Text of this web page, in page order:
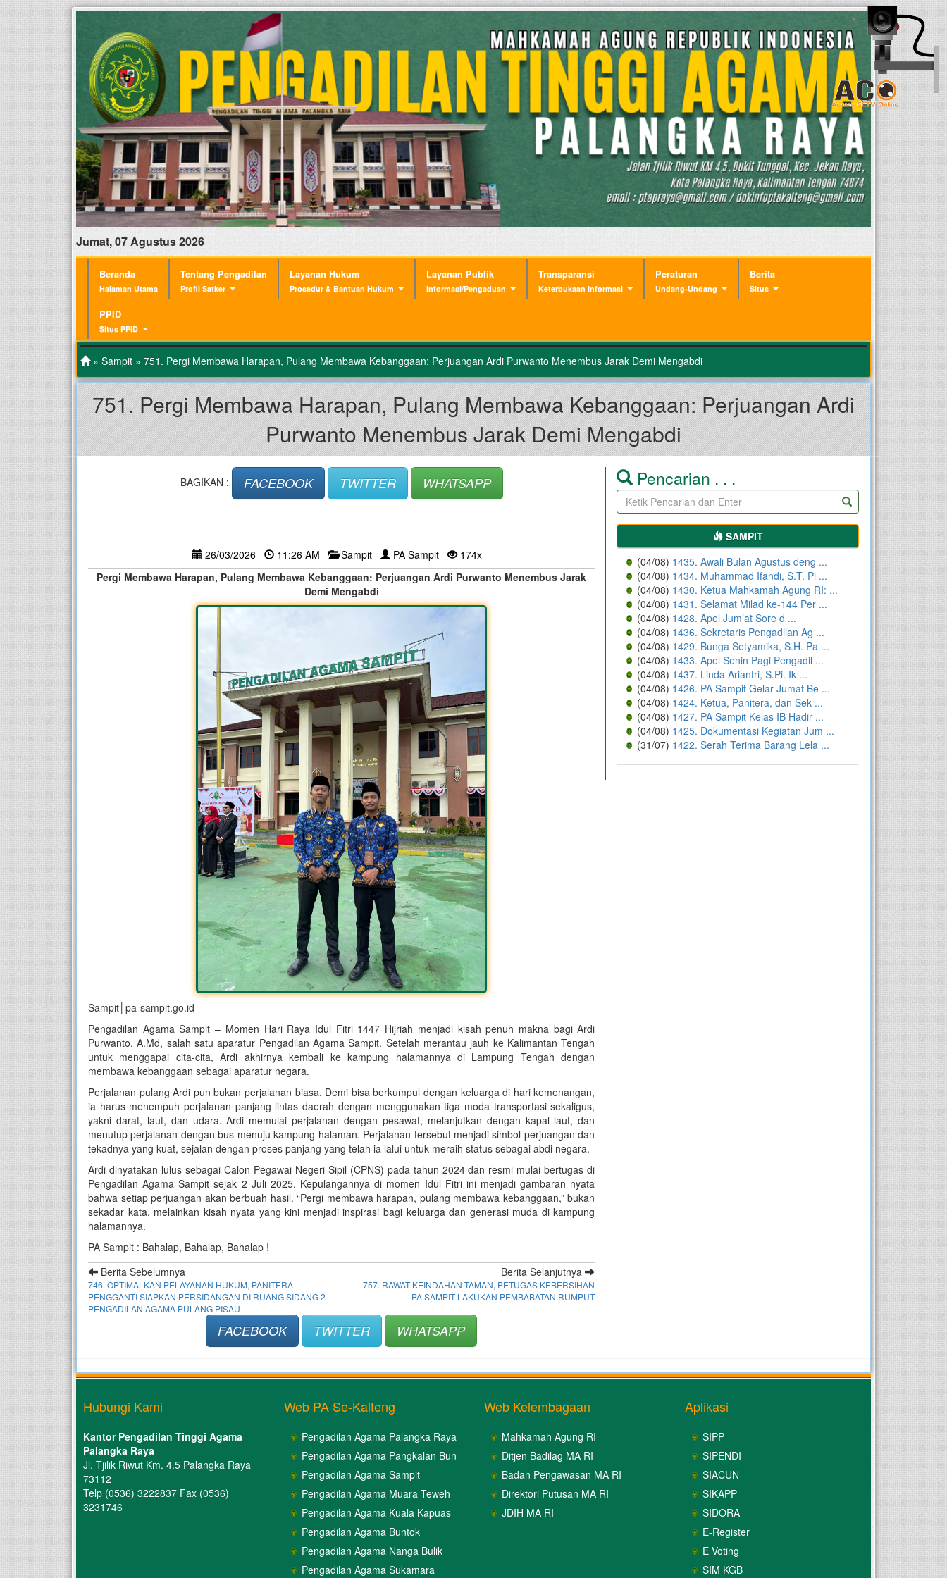
Jumat, 07 Agustus 2026
Beranda
Halaman Utama
Tentang Pengadilan
Profil Satker
Layanan Hukum
Prosedur & Bantuan Hukum
Layanan Publik
Informasi/Pengaduan
Transparansi
Keterbukaan Informasi
Peraturan
Undang-Undang
Berita
Situs
PPID
Situs PPID
» Sampit » 751. Pergi Membawa Harapan, Pulang Membawa Kebanggaan: Perjuangan Ardi Purwanto Menembus Jarak Demi Mengabdi
751. Pergi Membawa Harapan, Pulang Membawa Kebanggaan: Perjuangan Ardi
Purwanto Menembus Jarak Demi Mengabdi
BAGIKAN : FACEBOOK TWITTER WHATSAPP
26/03/2026 11:26 AM Sampit PA Sampit
174x
Pergi Membawa Harapan, Pulang Membawa Kebanggaan: Perjuangan Ardi Purwanto Menembus Jarak
Demi Mengabdi
Sampit│pa-sampit.go.id
Pengadilan Agama Sampit – Momen Hari Raya Idul Fitri 1447 Hijriah menjadi kisah penuh makna bagi Ardi
Purwanto, A.Md, salah satu aparatur Pengadilan Agama Sampit. Setelah merantau jauh ke Kalimantan Tengah
untuk menggapai cita-cita, Ardi akhirnya kembali ke kampung halamannya di Lampung Tengah dengan
membawa kebanggaan sebagai aparatur negara.
Perjalanan pulang Ardi pun bukan perjalanan biasa. Demi bisa berkumpul dengan keluarga di hari kemenangan,
ia harus menempuh perjalanan panjang lintas daerah dengan menggunakan tiga moda transportasi sekaligus,
yakni darat, laut, dan udara. Ardi memulai perjalanan dengan pesawat, melanjutkan dengan kapal laut, dan
menutup perjalanan dengan bus menuju kampung halaman. Perjalanan tersebut menjadi simbol perjuangan dan
tekadnya yang kuat, sejalan dengan proses panjang yang telah ia lalui untuk meraih status sebagai abdi negara.
Ardi dinyatakan lulus sebagai Calon Pegawai Negeri Sipil (CPNS) pada tahun 2024 dan resmi mulai bertugas di
Pengadilan Agama Sampit sejak 2 Juli 2025. Kepulangannya di momen Idul Fitri ini menjadi gambaran nyata
bahwa setiap perjuangan akan berbuah hasil. “Pergi membawa harapan, pulang membawa kebanggaan,” bukan
sekadar kata, melainkan kisah nyata yang kini menjadi inspirasi bagi keluarga dan generasi muda di kampung
halamannya.
PA Sampit : Bahalap, Bahalap, Bahalap !
Berita Sebelumnya
746. OPTIMALKAN PELAYANAN HUKUM, PANITERA
PENGGANTI SIAPKAN PERSIDANGAN DI RUANG SIDANG 2
PENGADILAN AGAMA PULANG PISAU
Berita Selanjutnya
757. RAWAT KEINDAHAN TAMAN, PETUGAS KEBERSIHAN
PA SAMPIT LAKUKAN PEMBABATAN RUMPUT
FACEBOOK TWITTER WHATSAPP
Pencarian . . .
SAMPIT
(04/08) 1435. Awali Bulan Agustus deng ...
(04/08) 1434. Muhammad Ifandi, S.T. Pi ...
(04/08) 1430. Ketua Mahkamah Agung RI: ...
(04/08) 1431. Selamat Milad ke-144 Per ...
(04/08) 1428. Apel Jum’at Sore d ...
(04/08) 1436. Sekretaris Pengadilan Ag ...
(04/08) 1429. Bunga Setyamika, S.H. Pa ...
(04/08) 1433. Apel Senin Pagi Pengadil ...
(04/08) 1437. Linda Ariantri, S.Pi. Ik ...
(04/08) 1426. PA Sampit Gelar Jumat Be ...
(04/08) 1424. Ketua, Panitera, dan Sek ...
(04/08) 1427. PA Sampit Kelas IB Hadir ...
(04/08) 1425. Dokumentasi Kegiatan Jum ...
(31/07) 1422. Serah Terima Barang Lela ...
Hubungi Kami
Kantor Pengadilan Tinggi Agama
Palangka Raya
Jl. Tjilik Riwut Km. 4.5 Palangka Raya
73112
Telp (0536) 3222837 Fax (0536)
3231746
Web PA Se-Kalteng
Pengadilan Agama Palangka Raya
Pengadilan Agama Pangkalan Bun
Pengadilan Agama Sampit
Pengadilan Agama Muara Teweh
Pengadilan Agama Kuala Kapuas
Pengadilan Agama Buntok
Pengadilan Agama Nanga Bulik
Pengadilan Agama Sukamara
Web Kelembagaan
Mahkamah Agung RI
Ditjen Badilag MA RI
Badan Pengawasan MA RI
Direktori Putusan MA RI
JDIH MA RI
Aplikasi
SIPP
SIPENDI
SIACUN
SIKAPP
SIDORA
E-Register
E Voting
SIM KGB